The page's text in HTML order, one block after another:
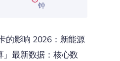
钟
的影响 2026：新能源
」最新数据：核心数